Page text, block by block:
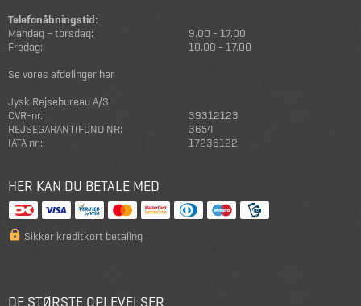
Telefonåbningstid:
Mandag – torsdag:
9.00 - 17.00
Fredag:
10.00 - 17.00
Se vores afdelinger her
Jysk Rejsebureau A/S
CVR-nr.:
39312123
REJSEGARANTIFOND NR:
3654
IATA nr.:
17236122
HER KAN DU BETALE MED
Sikker kreditkort betaling
DE STØRSTE OPLEVELSER